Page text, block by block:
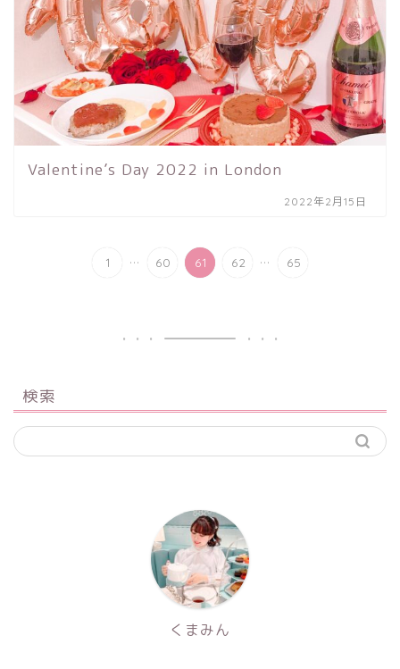
Valentine’s Day 2022 in London
2022年2月15日
1 ... 60 61 62 ... 65
検索
くまみん